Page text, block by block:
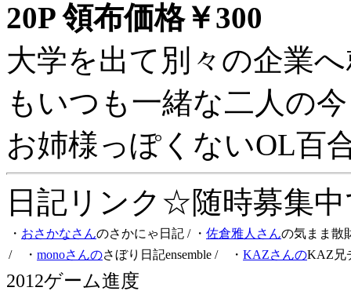
20P 領布価格￥300
大学を出て別々の企業
もいつも一緒な二人の
お姉様っぽくないOL百
日記リンク☆随時募集
・ おさかなさんのさかにゃ日記 / ・ 佐倉雅人さんの気まま散
/ ・ monoさんのさぼり日記ensemble / ・ KAZさんのKAZ兄
2012ゲーム進度